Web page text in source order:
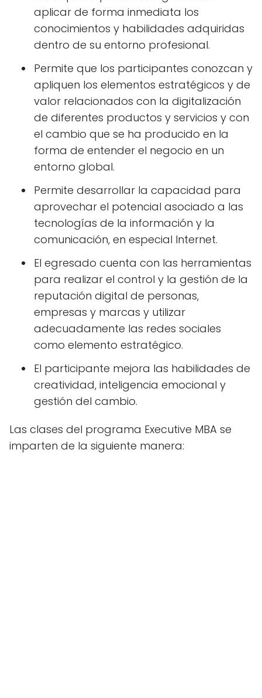
aplicar de forma inmediata los
conocimientos y habilidades adquiridas
dentro de su entorno profesional.
Permite que los participantes conozcan y
apliquen los elementos estratégicos y de
valor relacionados con la digitalización
de diferentes productos y servicios y con
el cambio que se ha producido en la
forma de entender el negocio en un
entorno global.
Permite desarrollar la capacidad para
aprovechar el potencial asociado a las
tecnologías de la información y la
comunicación, en especial Internet.
El egresado cuenta con las herramientas
para realizar el control y la gestión de la
reputación digital de personas,
empresas y marcas y utilizar
adecuadamente las redes sociales
como elemento estratégico.
El participante mejora las habilidades de
creatividad, inteligencia emocional y
gestión del cambio.
Las clases del programa Executive MBA se
imparten de la siguiente manera: